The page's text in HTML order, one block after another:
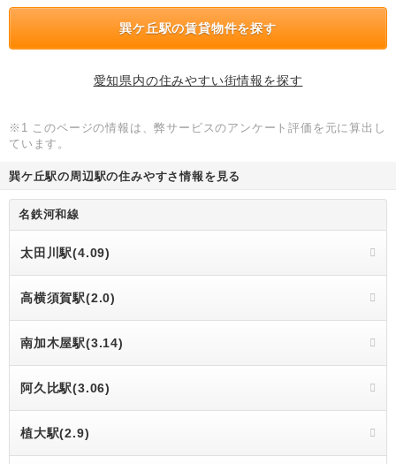
巽ケ丘駅の賃貸物件を探す
愛知県内の住みやすい街情報を探す
※1 このページの情報は、弊サービスのアンケート評価を元に算出し
ています。
巽ケ丘駅の周辺駅の住みやすさ情報を見る
名鉄河和線
太田川駅(4.09)
高横須賀駅(2.0)
南加木屋駅(3.14)
阿久比駅(3.06)
植大駅(2.9)